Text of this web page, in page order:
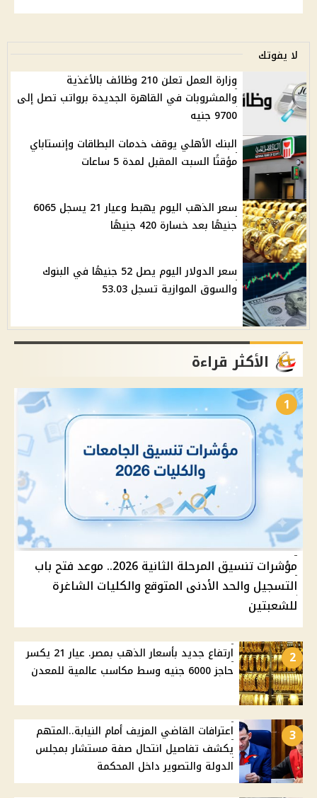
لا يفوتك
وزارة العمل تعلن 210 وظائف بالأغذية
والمشروبات في القاهرة الجديدة برواتب تصل إلى
9700 جنيه
البنك الأهلي يوقف خدمات البطاقات وإنستاباي
مؤقتًا السبت المقبل لمدة 5 ساعات
سعر الذهب اليوم يهبط وعيار 21 يسجل 6065
جنيهًا بعد خسارة 420 جنيهًا
سعر الدولار اليوم يصل 52 جنيهًا في البنوك
والسوق الموازية تسجل 53.03
الأكثر قراءة
1
مؤشرات تنسيق المرحلة الثانية 2026.. موعد فتح باب
التسجيل والحد الأدنى المتوقع والكليات الشاغرة
للشعبتين
2
ارتفاع جديد بأسعار الذهب بمصر. عيار 21 يكسر
حاجز 6000 جنيه وسط مكاسب عالمية للمعدن
3
اعترافات القاضي المزيف أمام النيابة..المتهم
يكشف تفاصيل انتحال صفة مستشار بمجلس
الدولة والتصوير داخل المحكمة